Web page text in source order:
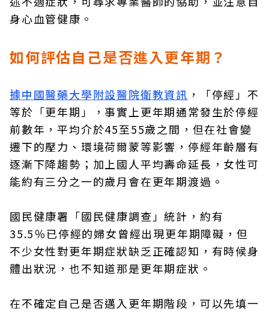
身心血管健康。
如何評估自己是否進入更年期？
據中國醫藥大學附設醫院衛教資訊 ，「停經」不
等於「更年期」，事實上更年期通常發生於停經
前數年，平均介於45至55歲之間，但在社會變
遷下的壓力、環境荷爾蒙等影響，停經年齡層有
逐漸下降趨勢；加上國人平均壽命延長，女性可
能約有三分之一的歲月會在更年期渡過。
國民健康署「國民健康調查」統計，約有
35.5％已停經的婦女曾經出現更年期障礙，但
不少女性對更年期症狀缺乏正確認知，有時候身
體出狀況，也不知道那是更年期症狀。
在不確定自己是否邁入更年期階段，可以先填一